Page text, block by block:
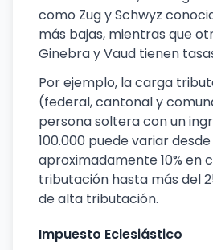
como Zug y Schwyz
más bajas, mientras que
Ginebra y Vaud tienen
Por ejemplo, la carga
(federal, cantonal y
persona soltera con un
100.000 puede variar desde
aproximadamente 10% en
tributación hasta más del
de alta tributación.
Impuesto Eclesiástico